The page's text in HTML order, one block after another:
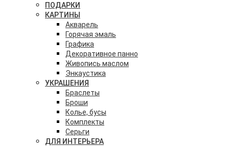
ПОДАРКИ
КАРТИНЫ
Акварель
Горячая эмаль
Графика
Декоративное панно
Живопись маслом
Энкаустика
УКРАШЕНИЯ
Браслеты
Броши
Колье, бусы
Комплекты
Серьги
ДЛЯ ИНТЕРЬЕРА